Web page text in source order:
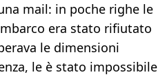
mail: in poche righe le
era stato rifiutato
le dimensioni
le è stato impossibile